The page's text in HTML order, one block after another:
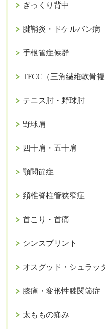
ぎっくり背中
腱鞘炎・ドケルバン病
手根管症候群
TFCC（三角繊維軟骨
テニス肘・野球肘
野球肩
四十肩・五十肩
顎関節症
頚椎脊柱管狭窄症
首こり・首痛
シンスプリント
オスグッド・シュラッ
膝痛・変形性膝関節症
太ももの痛み